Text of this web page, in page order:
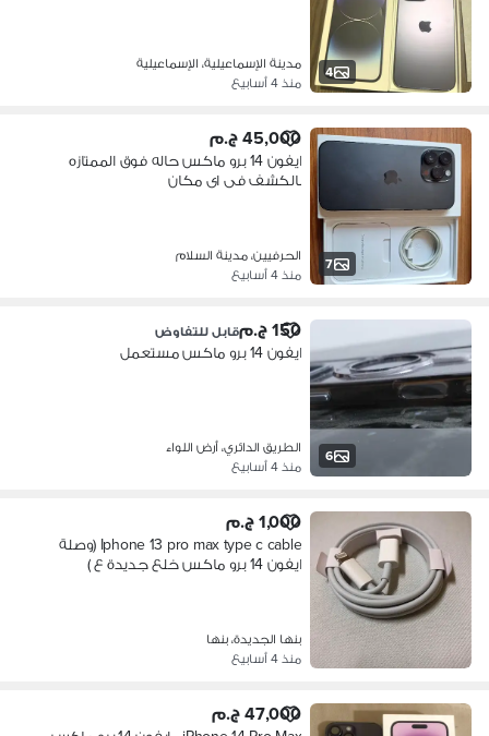
4
مدينة الإسماعيلية، الإسماعيلية
منذ 4 أسابيع
7
45,000 ج.م
ايفون 14 برو ماكس حاله فوق الممتازه
بالكشف فى اى مكان
الحرفيين، مدينة السلام
منذ 4 أسابيع
6
150 ج.م قابل للتفاوض
ايفون 14 برو ماكس مستعمل
الطريق الدائري، أرض اللواء
منذ 4 أسابيع
1,000 ج.م
Iphone 13 pro max type c cable (وصلة
ايفون 14 برو ماكس خلع جديدة ع )
بنها الجديدة، بنها
منذ 4 أسابيع
47,000 ج.م